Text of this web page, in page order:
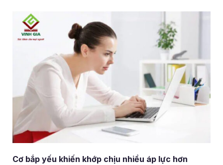
Cơ bắp yếu khiến khớp chịu nhiều áp lực hơn